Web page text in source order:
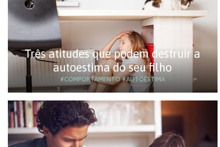
Três atitudes que podem destruir a
autoestima do seu filho
#COMPORTAMENTO#AUTOESTIMA